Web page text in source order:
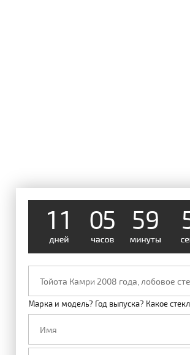
1 1 05 59
Марка и модель? Год выпуска? Какое